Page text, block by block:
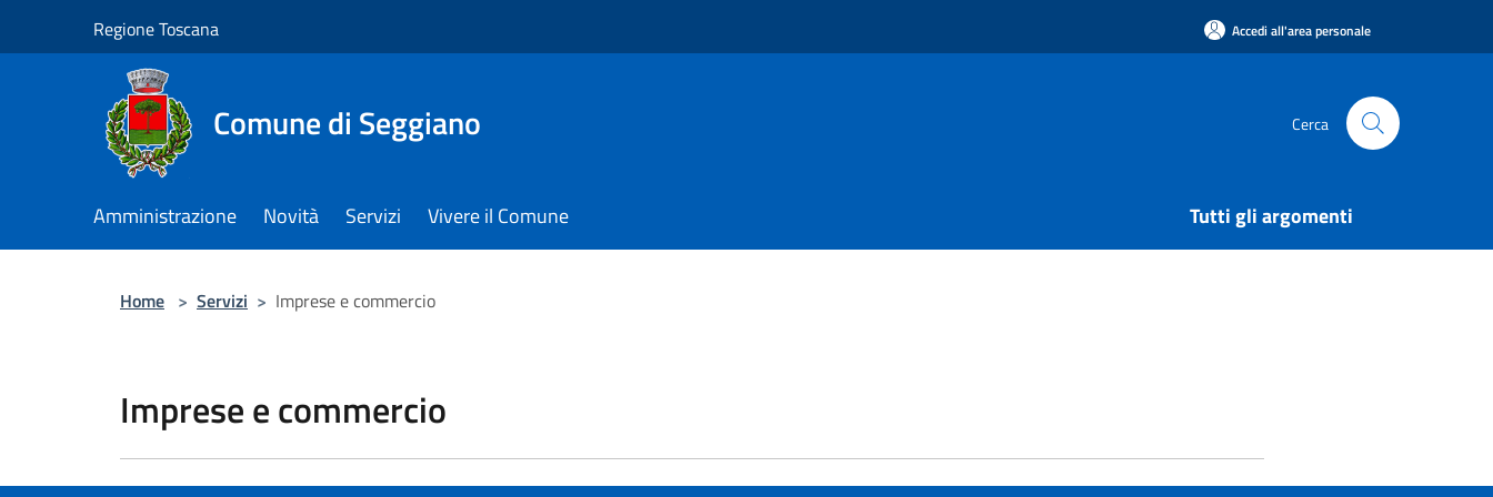
Regione Toscana Accedi all'area personale
Comune di Seggiano Cerca
Amministrazione Novità Servizi Vivere il Comune Tutti gli argomenti
Home > Servizi > Imprese e commercio
Imprese e commercio